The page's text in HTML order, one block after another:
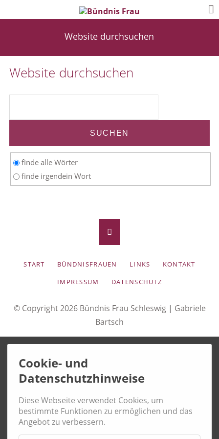
Website durchsuchen
Website durchsuchen
SUCHEN
Optionen
finde alle Wörter
finde irgendein Wort
NAVIGATION
START BÜNDNISFRAUEN LINKS
KONTAKT
IMPRESSUM
DATENSCHUTZ
© Copyright 2026 Bündnis Frau Schleswig | Gabriele
Bartsch
Cookie- und
Datenschutzhinweise
Diese Webseite verwendet Cookies, um
bestimmte Funktionen zu ermöglichen und das
Angebot zu verbessern.